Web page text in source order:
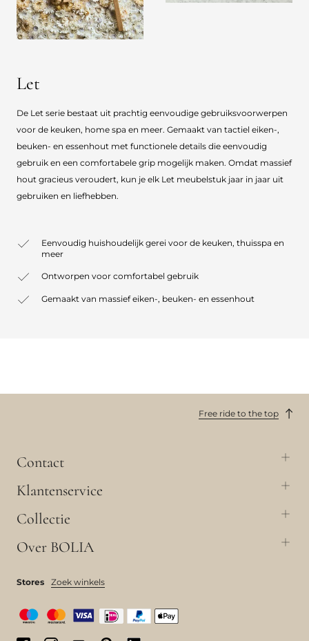
Let
De Let serie bestaat uit prachtig eenvoudige gebruiksvoorwerpen
voor de keuken, home spa en meer. Gemaakt van tactiel eiken-,
beuken- en essenhout met functionele details die eenvoudig
gebruik en een comfortabele grip mogelijk maken. Omdat massief
hout gracieus veroudert, kun je elk Let meubelstuk jaar in jaar uit
gebruiken en liefhebben.
Eenvoudig huishoudelijk gerei voor de keuken, thuisspa en
meer
Ontworpen voor comfortabel gebruik
Gemaakt van massief eiken-, beuken- en essenhout
Free ride to the top
Contact
Klantenservice
Collectie
Over BOLIA
Stores Zoek winkels